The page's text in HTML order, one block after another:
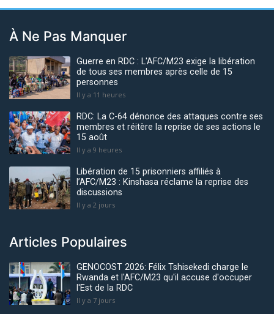
À Ne Pas Manquer
Guerre en RDC : L'AFC/M23 exige la libération
de tous ses membres après celle de 15
personnes
Il y a 11 heures
RDC: La C-64 dénonce des attaques contre ses
membres et réitère la reprise de ses actions le
15 août
Il y a 9 heures
Libération de 15 prisonniers affiliés à
l’AFC/M23 : Kinshasa réclame la reprise des
discussions
Il y a 2 jours
Articles Populaires
GENOCOST 2026: Félix Tshisekedi charge le
Rwanda et l'AFC/M23 qu'il accuse d'occuper
l'Est de la RDC
Il y a 7 jours